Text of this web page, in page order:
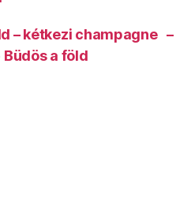
– kétkezi champagne –
Büdös a föld